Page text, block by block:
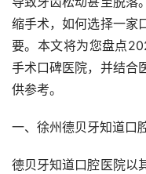
缩手术，如何选择一家
要。本文将为您盘点
手术口碑医院，并结合
供参考。
一、徐州德贝牙知道口
德贝牙知道口腔医院以